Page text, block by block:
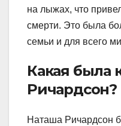
на лыжах, что
смерти. Это была
семьи и для всего
Какая была
Ричардсон?
Наташа Ричардсон